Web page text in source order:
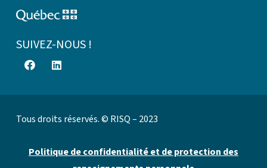
SUIVEZ-NOUS !
Tous droits réservés. © RISQ – 2023
Politique de confidentialité et de protection des